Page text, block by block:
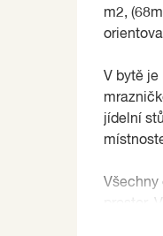
m2,
V bytě je
jídelní
Všechny